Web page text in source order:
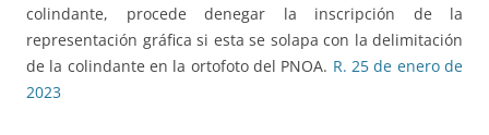
colindante, procede denegar la inscripción de la
representación gráfica si esta se solapa con la delimitación
de la colindante en la ortofoto del PNOA. R. 25 de enero de
2023